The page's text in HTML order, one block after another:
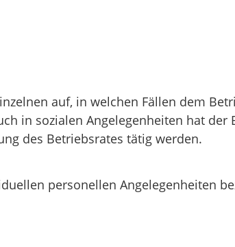
auf, in welchen Fällen dem
in sozialen Angelegenheiten hat
des Betriebsrates tätig werden.
personellen Angelegenheiten